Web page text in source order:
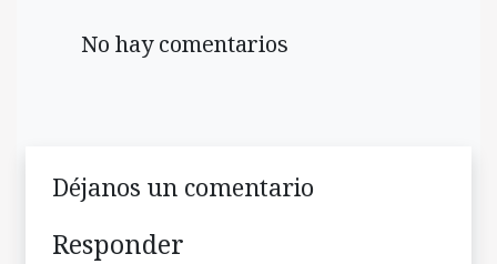
No hay comentarios
Déjanos un comentario
Responder